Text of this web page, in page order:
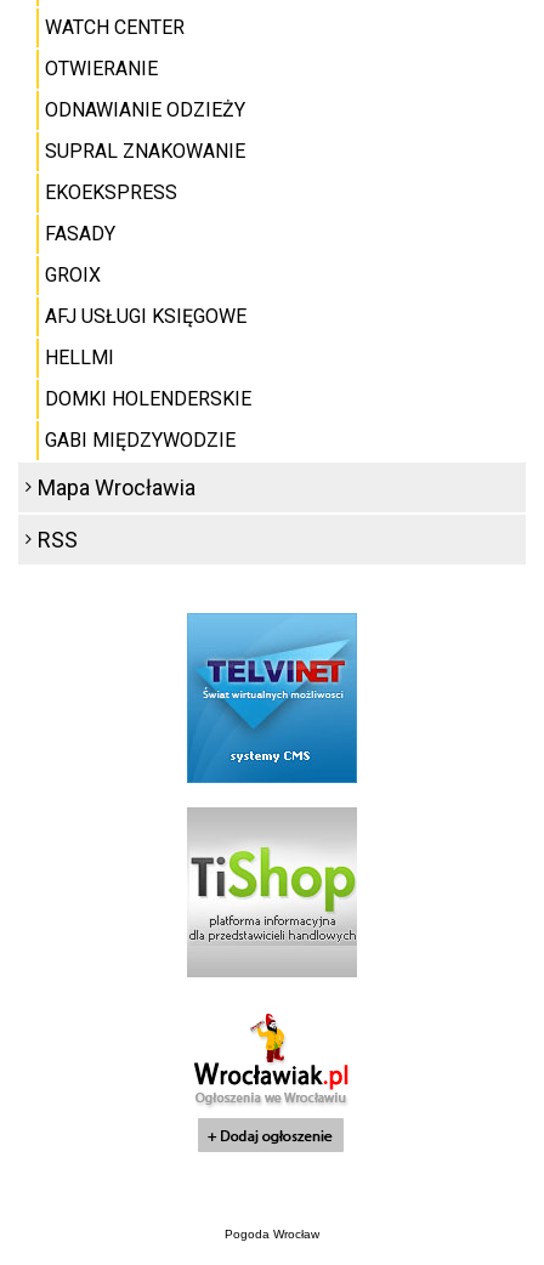
WATCH CENTER
OTWIERANIE
ODNAWIANIE ODZIEŻY
SUPRAL ZNAKOWANIE
EKOEKSPRESS
FASADY
GROIX
AFJ USŁUGI KSIĘGOWE
HELLMI
DOMKI HOLENDERSKIE
GABI MIĘDZYWODZIE
Mapa Wrocławia
RSS
Pogoda Wrocław